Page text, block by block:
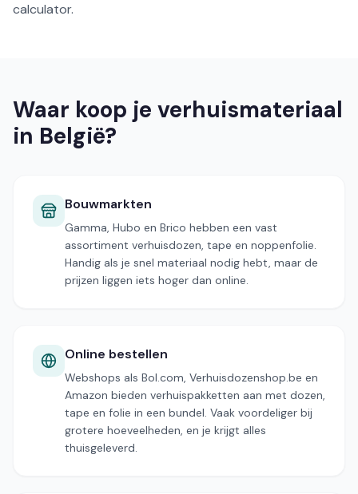
calculator.
Waar koop je verhuismateriaal
in België?
Bouwmarkten
Gamma, Hubo en Brico hebben een vast
assortiment verhuisdozen, tape en noppenfolie.
Handig als je snel materiaal nodig hebt, maar de
prijzen liggen iets hoger dan online.
Online bestellen
Webshops als Bol.com, Verhuisdozenshop.be en
Amazon bieden verhuispakketten aan met dozen,
tape en folie in een bundel. Vaak voordeliger bij
grotere hoeveelheden, en je krijgt alles
thuisgeleverd.